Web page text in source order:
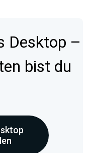
Desktop –
bist du